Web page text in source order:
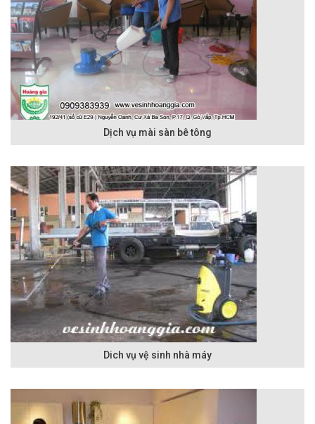
Dịch vụ mài sàn bê tông
Dich vụ vệ sinh nhà máy